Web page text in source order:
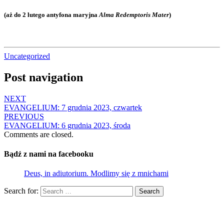
(aż do 2 lutego antyfona maryjna Alma Redemptoris Mater)
Uncategorized
Post navigation
NEXT
EVANGELIUM: 7 grudnia 2023, czwartek
PREVIOUS
EVANGELIUM: 6 grudnia 2023, środa
Comments are closed.
Bądź z nami na facebooku
Deus, in adiutorium. Modlimy się z mnichami
Search for: Search